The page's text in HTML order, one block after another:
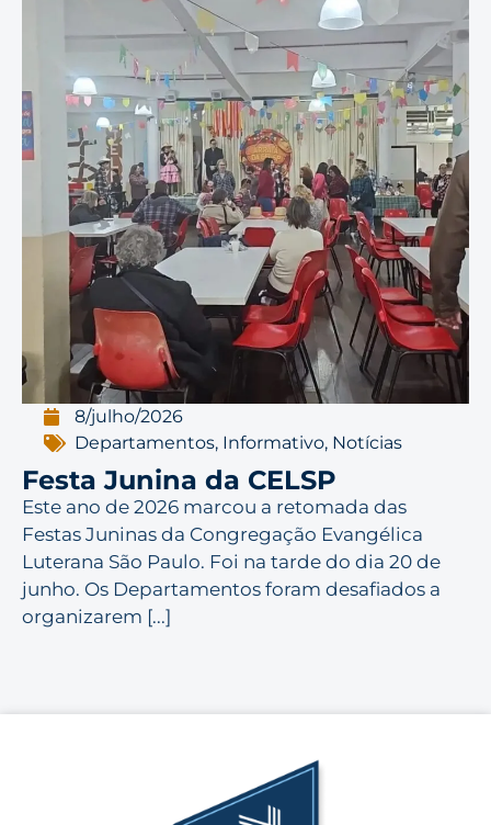
8/julho/2026
Departamentos, Informativo, Notícias
Festa Junina da CELSP
Este ano de 2026 marcou a retomada das
Festas Juninas da Congregação Evangélica
Luterana São Paulo. Foi na tarde do dia 20 de
junho. Os Departamentos foram desafiados a
organizarem [...]